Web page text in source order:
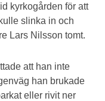
kyrkogården för att
slinka in och
Lars Nilsson tomt.
att han inte
han brukade
eller rivit ner